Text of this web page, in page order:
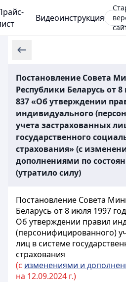
Видеоинструкция
Постановление Совета
Республики Беларусь от
837 «Об утверждении
индивидуального
учета застрахованных
государственного
страхования» (с
дополнениями по
(утратило силу)
Постановление Совета
Беларусь от 8 июля 1997
Об утверждении правил
(персонифицированного)
лиц в системе
страхования
(с изменениями и
на 12.09.2024 г.)